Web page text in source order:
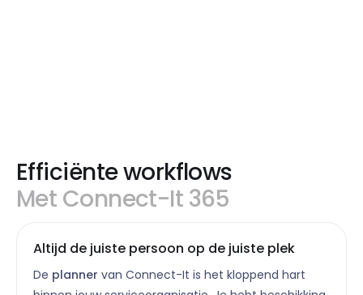
Efficiënte workflows
Met Connect-It 365
Altijd de juiste persoon op de juiste plek
De planner van Connect-It is het kloppend hart